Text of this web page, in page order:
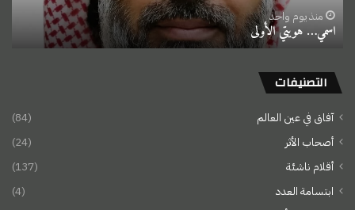
منذ يوم واحد
اسمي… هويتي الأولى
التصنيفات
آفاق في عين العالم
(84)
أصحاب الأثر
(24)
أقلام ناشئة
(137)
ابتسامة العدد
(4)